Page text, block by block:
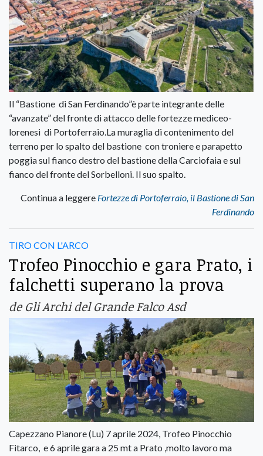
Il “Bastione di San Ferdinando”è parte integrante delle
“avanzate” del fronte di attacco delle fortezze mediceo-
lorenesi di Portoferraio.La muraglia di contenimento del
terreno per lo spalto del bastione con troniere e parapetto
poggia sul fianco destro del bastione della Carciofaia e sul
fianco del fronte del Sorbelloni. Il suo spalto.
Continua a leggere Fortezze di Portoferraio, il Bastione di San
Ferdinando
TIRO CON L'ARCO
Trofeo Pinocchio e gara Prato, i
falchetti superano la prova
de Gli Archi del Grande Falco Asd
Capezzano Pianore (Lu) 7 aprile 2024, Trofeo Pinocchio
Fitarco, e 6 aprile gara a 25 mt a Prato ,molto lavoro ma